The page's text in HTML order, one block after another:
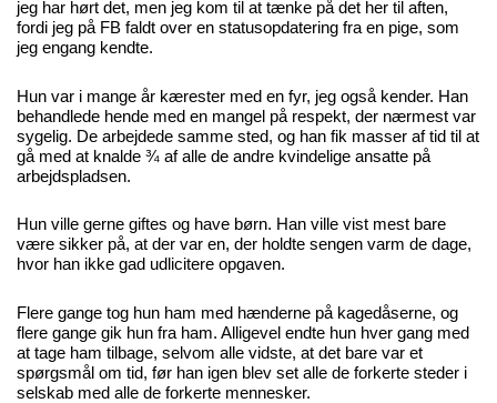
jeg har hørt det, men jeg kom til at tænke på det her til aften,
fordi jeg på FB faldt over en statusopdatering fra en pige, som
jeg engang kendte.
Hun var i mange år kærester med en fyr, jeg også kender. Han
behandlede hende med en mangel på respekt, der nærmest var
sygelig. De arbejdede samme sted, og han fik masser af tid til at
gå med at knalde ¾ af alle de andre kvindelige ansatte på
arbejdspladsen.
Hun ville gerne giftes og have børn. Han ville vist mest bare
være sikker på, at der var en, der holdte sengen varm de dage,
hvor han ikke gad udlicitere opgaven.
Flere gange tog hun ham med hænderne på kagedåserne, og
flere gange gik hun fra ham. Alligevel endte hun hver gang med
at tage ham tilbage, selvom alle vidste, at det bare var et
spørgsmål om tid, før han igen blev set alle de forkerte steder i
selskab med alle de forkerte mennesker.